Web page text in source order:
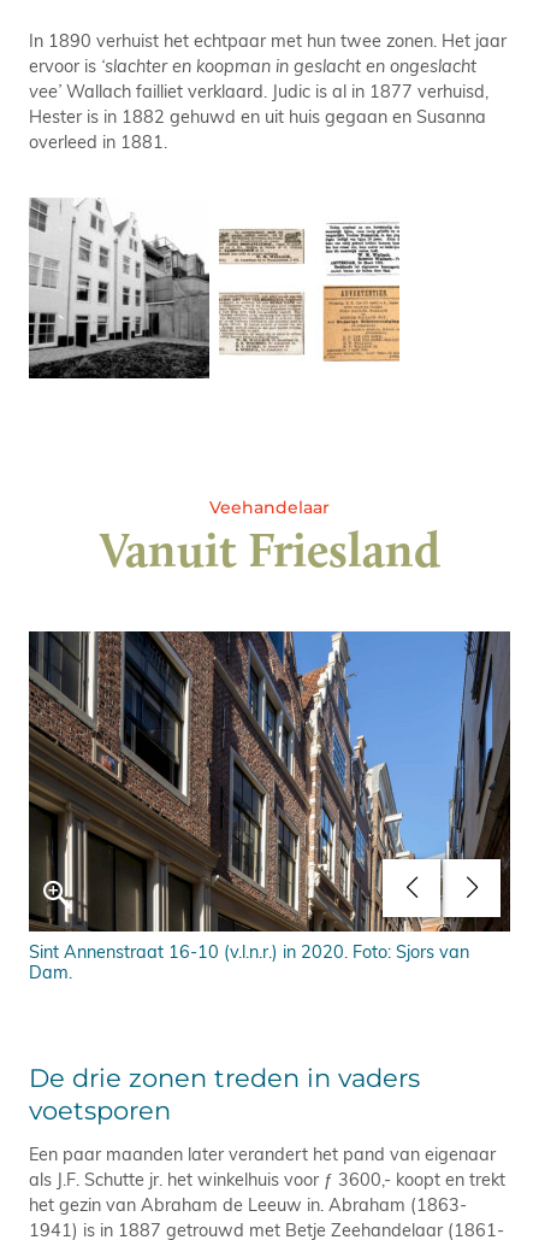
In 1890 verhuist het echtpaar met hun twee zonen. Het jaar
ervoor is ‘slachter en koopman in geslacht en ongeslacht
vee’ Wallach failliet verklaard. Judic is al in 1877 verhuisd,
Hester is in 1882 gehuwd en uit huis gegaan en Susanna
overleed in 1881.
Veehandelaar
Vanuit Friesland
Sint Annenstraat 16-10 (v.l.n.r.) in 2020. Foto: Sjors van
Dam.
De drie zonen treden in vaders
voetsporen
Een paar maanden later verandert het pand van eigenaar
als J.F. Schutte jr. het winkelhuis voor ƒ 3600,- koopt en trekt
het gezin van Abraham de Leeuw in. Abraham (1863-
1941) is in 1887 getrouwd met Betje Zeehandelaar (1861-